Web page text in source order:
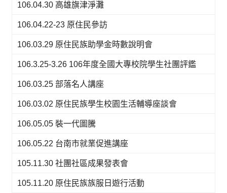
106.04.30 高雄旗津淨灘
106.04.22-23 原住民參訪
106.03.29 原住民族助學金時數說明會
106.3.25-3.26 106年度全國大專校院學生社團評鑑
106.03.25 部落名人講座
106.03.02 原住民族學生校園生活輔導座談會
106.05.05 裝一代圖騰
106.05.22 台南市就業促進講座
105.11.30 社團社區成果發表會
105.11.20 原住民族族服日遊行活動